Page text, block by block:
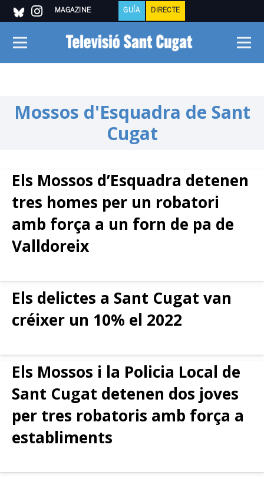
MAGAZINE GUÍA DIRECTE
Mossos d'Esquadra de Sant
Cugat
Els Mossos d’Esquadra detenen
tres homes per un robatori
amb força a un forn de pa de
Valldoreix
Els delictes a Sant Cugat van
créixer un 10% el 2022
Els Mossos i la Policia Local de
Sant Cugat detenen dos joves
per tres robatoris amb força a
establiments